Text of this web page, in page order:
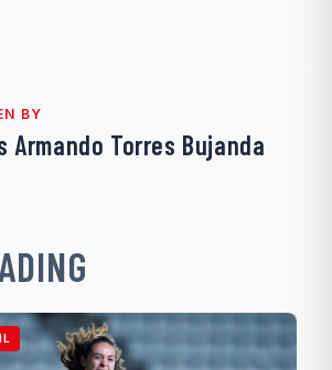
BY
Armando Torres Bujanda